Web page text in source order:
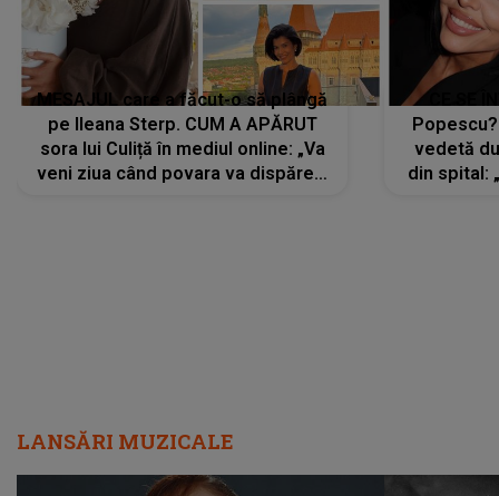
MESAJUL care a făcut-o să plângă
pe Ileana Sterp. CUM A APĂRUT
sora lui Culiță în mediul online: „Va
veni ziua când povara va dispărea,
vedetă
din spital:
LANSĂRI MUZICALE